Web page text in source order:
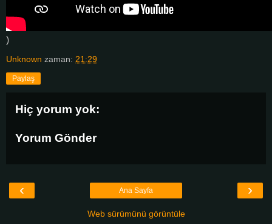
)
Unknown zaman: 21:29
Paylaş
Hiç yorum yok:
Yorum Gönder
‹ ›
Ana Sayfa
Web sürümünü görüntüle